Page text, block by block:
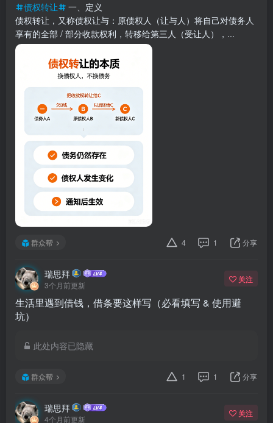
债权转让
一、定义
债权转让，又称债权让与：原债权人（让与人）将自己对债务人
享有的全部 / 部分收款权利，转移给第三人（受让人），...
群众帮 4 1 分享
瑞思拜
3个月前更新
关注
生活里遇到借钱，借条要这样写（必看填写 & 使用避
坑）
此处内容已隐藏
群众帮 1 1 分享
瑞思拜
4个月前更新
关注